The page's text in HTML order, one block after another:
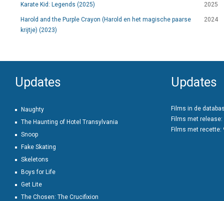
Karate Kid: Legends (2025)
2025
Harold and the Purple Crayon (Harold en het magische paarse
krijtje) (2023)
2024
Updates
Naughty
The Haunting of Hotel Transylvania
Snoop
Fake Skating
Skeletons
Boys for Life
Get Lite
The Chosen: The Crucifixion
Updates
Films in de
Films met release:
Films met recette: